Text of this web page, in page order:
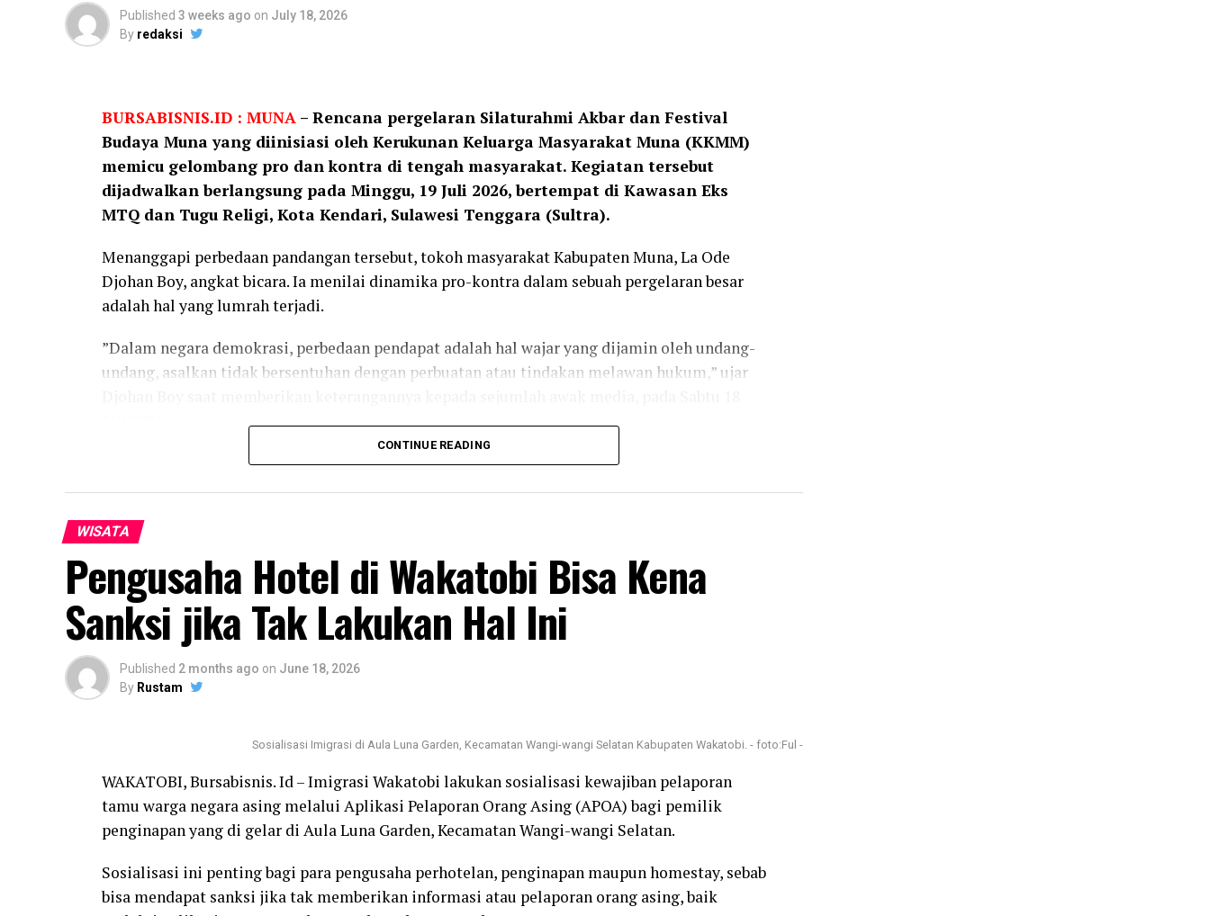
Published 3 weeks ago on July 18, 2026
By redaksi
BURSABISNIS.ID : MUNA – Rencana pergelaran Silaturahmi Akbar dan Festival
Budaya Muna yang diinisiasi oleh Kerukunan Keluarga Masyarakat Muna (KKMM)
memicu gelombang pro dan kontra di tengah masyarakat. Kegiatan tersebut
dijadwalkan berlangsung pada Minggu, 19 Juli 2026, bertempat di Kawasan Eks
MTQ dan Tugu Religi, Kota Kendari, Sulawesi Tenggara (Sultra).
​Menanggapi perbedaan pandangan tersebut, tokoh masyarakat Kabupaten Muna, La Ode
Djohan Boy, angkat bicara. Ia menilai dinamika pro-kontra dalam sebuah pergelaran besar
adalah hal yang lumrah terjadi.
​”Dalam negara demokrasi, perbedaan pendapat adalah hal wajar yang dijamin oleh undang-
undang, asalkan tidak bersentuhan dengan perbuatan atau tindakan melawan hukum,” ujar
​Selain persoalan tempat, rencana pemberian penghargaan kepada Gubernur Sultra, Mayjen
TNI (Purn) Andi Sumangerukka oleh pihak KKMM juga sempat menjadi pemantik diskusi
hangat. Namun, Djohan Boy memandang apresiasi tersebut sebagai bentuk penghargaan
yang objektif.
​”Pemberian gelar atau penghargaan bagi warga negara Indonesia yang berprestasi, saya kira
juga merupakan hal yang wajar,” imbuhnya.
​Ia kemudian meluruskan alasan pemilihan Kota Kendari sebagai pusat lokasi festival, alih-
alih diselenggarakan langsung di Pulau Muna. Faktor struktural organisasi yang masih
seumur jagung menjadi alasan utama panitia pelaksana.
“Struktur organisasi, KKMM tingkat Provinsi Sultra baru saja terbentuk. Jadi ​belum ada
dikukuhkan,”jelasnya.
“Rencana kedepan jika jajaran pengurus tingkat kabupaten/kota sudah rampung, agenda
di Sultra berdasarkan kesepakatan bersama,”tambahnya.
CONTINUE READING
WISATA
Pengusaha Hotel di Wakatobi Bisa Kena
Sanksi jika Tak Lakukan Hal Ini
Published 2 months ago on June 18, 2026
By Rustam
Sosialisasi Imigrasi di Aula Luna Garden, Kecamatan Wangi-wangi Selatan Kabupaten Wakatobi. - foto:Ful -
WAKATOBI, Bursabisnis. Id – Imigrasi Wakatobi lakukan sosialisasi kewajiban pelaporan
tamu warga negara asing melalui Aplikasi Pelaporan Orang Asing (APOA) bagi pemilik
penginapan yang di gelar di Aula Luna Garden, Kecamatan Wangi-wangi Selatan.
Sosialisasi ini penting bagi para pengusaha perhotelan, penginapan maupun homestay, sebab
bisa mendapat sanksi jika tak memberikan informasi atau pelaporan orang asing, baik